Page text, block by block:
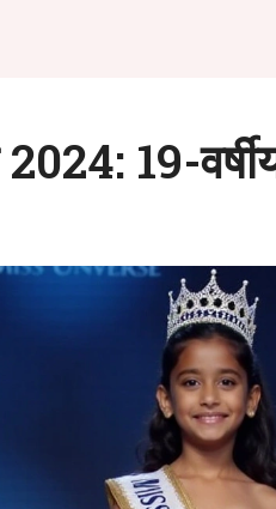
2024: 19-